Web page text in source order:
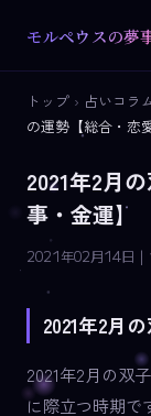
モルペウスの夢
トップ › 占いコラ
の運勢【総合・恋
2021年2月
事・金運】
2021年02月14日 |
2021年2月
2021年2月の双
に際立つ時期で